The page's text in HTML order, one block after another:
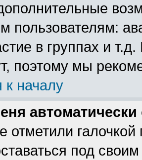
пользователям:
в группах и
поэтому мы
к началу
автоматически
отметили галочкой
под